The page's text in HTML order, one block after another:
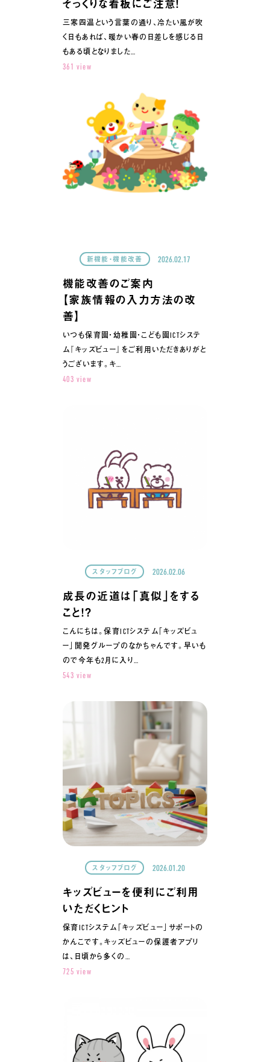
そっくりな看板にご注意！
三寒四温という言葉の通り、冷たい風が吹
く日もあれば、暖かい春の日差しを感じる日
もある頃となりました…
361 view
新機能・機能改善 2026.02.17
機能改善のご案内
【家族情報の入力方法の改
善】
いつも保育園・幼稚園・こども園ICTシステ
ム『キッズビュー』をご利用いただきありがと
うございます。キ…
403 view
スタッフブログ 2026.02.06
成長の近道は「真似」をする
こと！？
こんにちは。保育ICTシステム「キッズビュ
ー」開発グループのなかちゃんです。早いも
ので今年も2月に入り…
543 view
スタッフブログ 2026.01.20
キッズビューを便利にご利用
いただくヒント
保育ICTシステム「キッズビュー」サポートの
かんこです。キッズビューの保護者アプリ
は、日頃から多くの…
725 view